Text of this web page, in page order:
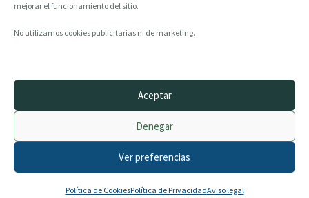
mejorar el funcionamiento del sitio.
No utilizamos cookies publicitarias ni de marketing.
Aceptar
Denegar
Ver preferencias
Política de CookiesPolítica de PrivacidadAviso legal
© 2014–2026 creandotuprovincia.es · Todos los derechos reservados
Política de Cookies
Archivo histórico